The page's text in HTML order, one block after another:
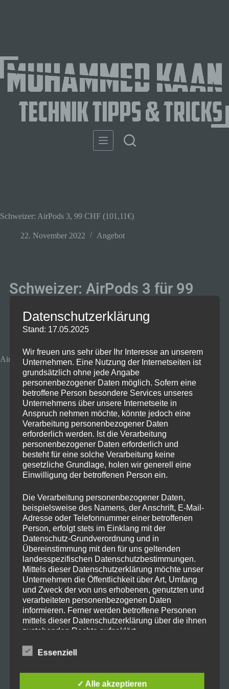
Schweizer: AirPods 3, 99 CHF (101,11€)
22. November 2022 Angebot
Schweizer: AirPods 3 für 99
AirPods 3 bei Sunrise bis zum 24.11.22
Über den Schweizer Mobilfunk Anbieter
für 99 CHF(101,11€)
die Mindestlaufzeit von 24 auf 0 Monate
Datenschutzerklärung
Stand: 17.05.2025
Wir freuen uns sehr über Ihr Interesse an unserem
Unternehmen. Eine Nutzung der Internetseiten ist
grundsätzlich ohne jede Angabe
personenbezogener Daten möglich. Sofern eine
betroffene Person besondere Services unseres
Unternehmens über unsere Internetseite in
Anspruch nehmen möchte, könnte jedoch eine
Verarbeitung personenbezogener Daten
erforderlich werden. Ist die Verarbeitung
personenbezogener Daten erforderlich und
besteht für eine solche Verarbeitung keine
gesetzliche Grundlage, holen wir generell eine
Einwilligung der betroffenen Person ein.
Die Verarbeitung personenbezogener Daten,
beispielsweise des Namens, der Anschrift, E-Mail-
Adresse oder Telefonnummer einer betroffenen
Person, erfolgt stets im Einklang mit der
Datenschutz-Grundverordnung und in
Übereinstimmung mit den für uns geltenden
landesspezifischen Datenschutzbestimmungen.
Mittels dieser Datenschutzerklärung möchte unser
Unternehmen die Öffentlichkeit über Art, Umfang
und Zweck der von uns erhobenen, genutzten und
verarbeiteten personenbezogenen Daten
informieren. Ferner werden betroffene Personen
mittels dieser Datenschutzerklärung über die ihnen
zustehenden Rechte aufgeklärt.
Wir haben als für die Verarbeitung Verantwortlicher
Maßnahmen umgesetzt, um einen möglichst
lückenlosen Schutz der über diese Internetseite
Essenziell
✓ Alle akzeptieren